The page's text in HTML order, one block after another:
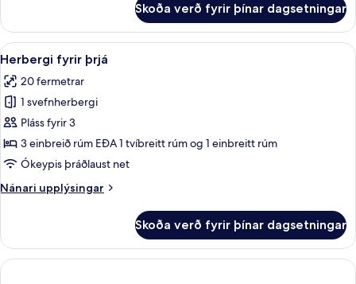
rúm
herbergi
fyrir
tvo,
rúm
Skoða verð fyrir þínar dagsetningar
Skoða
allar
myndir
fyrir
Herbergi
fyrir
þrjá
Herbergi fyrir þrjá | Öryggishólf í
11
Herbergi fyrir þrjá
20 fermetrar
1 svefnherbergi
Pláss fyrir 3
3 einbreið rúm EÐA 1 tvíbreitt rúm og 1 einbreitt rúm
Ókeypis þráðlaust net
Nánari upplýsingar
Nánari
fyrir
þrjá
Skoða verð fyrir þínar dagsetningar